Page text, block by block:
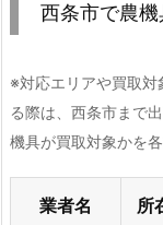
西条市で農
※対応エリアや買取
る際は、西条市まで
機具が買取対象かを
業者名
所